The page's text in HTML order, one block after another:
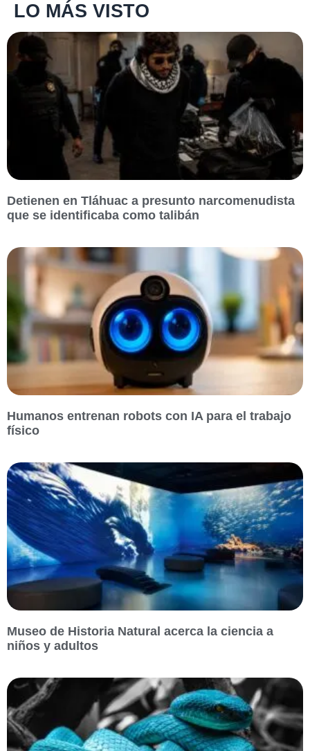
LO MÁS VISTO
Detienen en Tláhuac a presunto narcomenudista
que se identificaba como talibán
Humanos entrenan robots con IA para el trabajo
físico
Museo de Historia Natural acerca la ciencia a
niños y adultos